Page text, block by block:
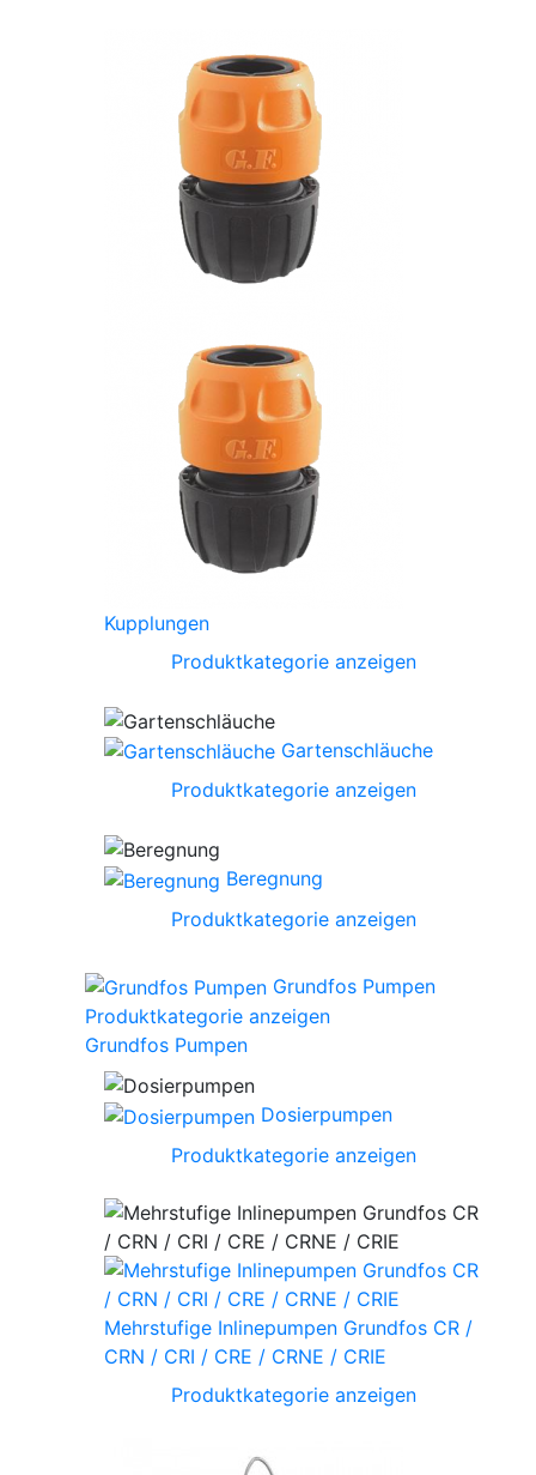
Kupplungen
Produktkategorie anzeigen
Gartenschläuche
Produktkategorie anzeigen
Beregnung
Produktkategorie anzeigen
Grundfos Pumpen
Produktkategorie anzeigen
Grundfos Pumpen
Dosierpumpen
Produktkategorie anzeigen
Mehrstufige Inlinepumpen Grundfos CR /
CRN / CRI / CRE / CRNE / CRIE
Produktkategorie anzeigen